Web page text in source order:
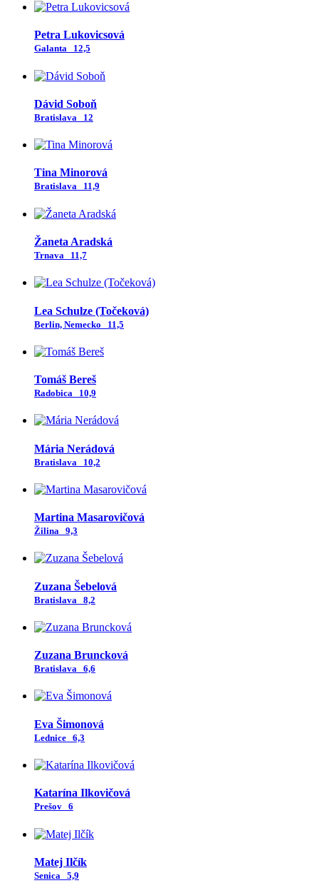
Petra Lukovicsová
Galanta 12,5
Dávid Soboň
Bratislava 12
Tina Minorová
Bratislava 11,9
Žaneta Aradská
Trnava 11,7
Lea Schulze (Točeková)
Berlin, Nemecko 11,5
Tomáš Bereš
Radobica 10,9
Mária Nerádová
Bratislava 10,2
Martina Masarovičová
Žilina 9,3
Zuzana Šebelová
Bratislava 8,2
Zuzana Bruncková
Bratislava 6,6
Eva Šimonová
Lednice 6,3
Katarína Ilkovičová
Prešov 6
Matej Ilčík
Senica 5,9